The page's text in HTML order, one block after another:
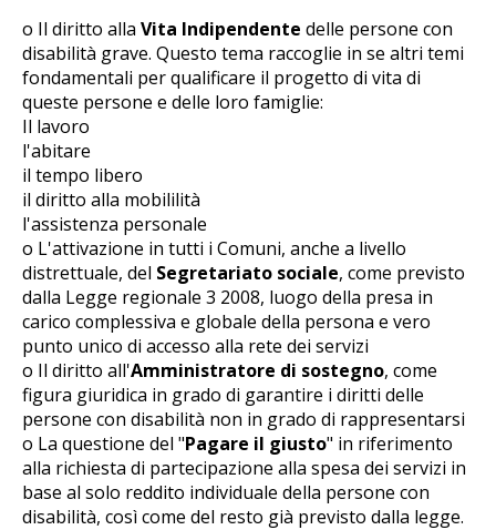
o Il diritto alla Vita Indipendente delle persone con
disabilità grave. Questo tema raccoglie in se altri temi
fondamentali per qualificare il progetto di vita di
queste persone e delle loro famiglie:
Il lavoro
l'abitare
il tempo libero
il diritto alla mobililità
l'assistenza personale
o L'attivazione in tutti i Comuni, anche a livello
distrettuale, del Segretariato sociale, come previsto
dalla Legge regionale 3 2008, luogo della presa in
carico complessiva e globale della persona e vero
punto unico di accesso alla rete dei servizi
o Il diritto all'Amministratore di sostegno, come
figura giuridica in grado di garantire i diritti delle
persone con disabilità non in grado di rappresentarsi
o La questione del "Pagare il giusto" in riferimento
alla richiesta di partecipazione alla spesa dei servizi in
base al solo reddito individuale della persone con
disabilità, così come del resto già previsto dalla legge.